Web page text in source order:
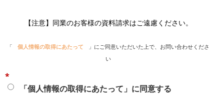
【注意】同業のお客様の資料請求はご遠慮ください。
「 個人情報の取得にあたって
」にご同意いただいた上で、お問い合わせくださ
い
*
「個人情報の取得にあたって」に同意する